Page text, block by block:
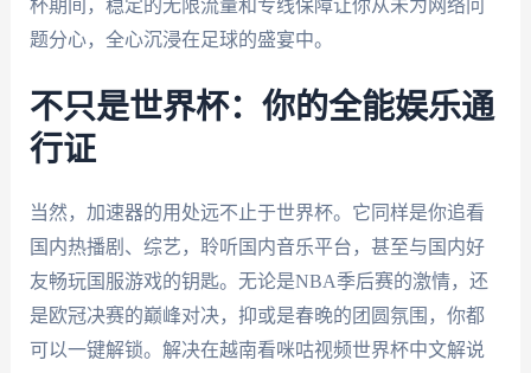
杯期间，稳定的无限流量和专线保障让你从未为网络问
题分心，全心沉浸在足球的盛宴中。
不只是世界杯：你的全能娱乐通
行证
当然，加速器的用处远不止于世界杯。它同样是你追看
国内热播剧、综艺，聆听国内音乐平台，甚至与国内好
友畅玩国服游戏的钥匙。无论是NBA季后赛的激情，还
是欧冠决赛的巅峰对决，抑或是春晚的团圆氛围，你都
可以一键解锁。解决在越南看咪咕视频世界杯中文解说